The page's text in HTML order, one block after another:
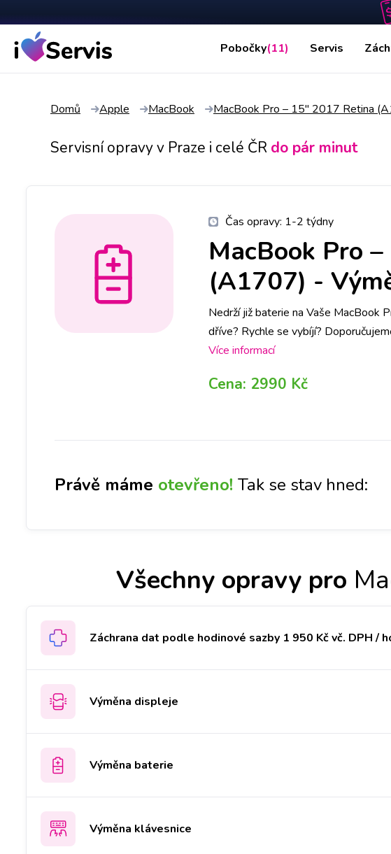
Pobočky(11) Servis
Domů Apple MacBook MacBook Pro – 15" 2017 Retina
Servisní opravy v Praze i celé ČR do pár minut
Čas opravy: 1-2 týdny
MacBook Pro
(A1707) -
Nedrží již baterie na Vaše
dříve? Rychle se vybíjí?
vybranou pobočku, abychom měli
Více informací
Cena: 2990 Kč
Právě máme otevřeno! Tak se stav hned:
Všechny opravy pro
Záchrana dat podle hodinové sazby 1 950 Kč vč. DPH /
Výměna displeje
Výměna baterie
Výměna klávesnice